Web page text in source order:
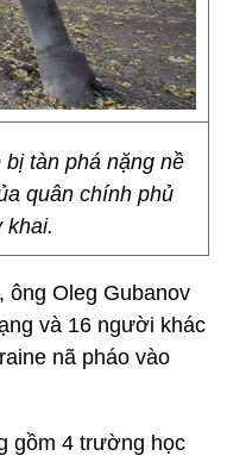
tàn phá nặng nề
quân chính phủ
khai.
ông Oleg Gubanov
và 16 người khác
nã pháo vào
gồm 4 trường học